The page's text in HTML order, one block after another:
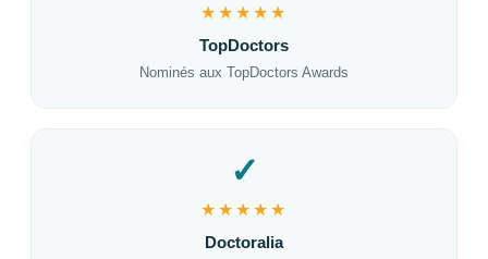
★★★★★
TopDoctors
Nominés aux TopDoctors Awards
✓
★★★★★
Doctoralia